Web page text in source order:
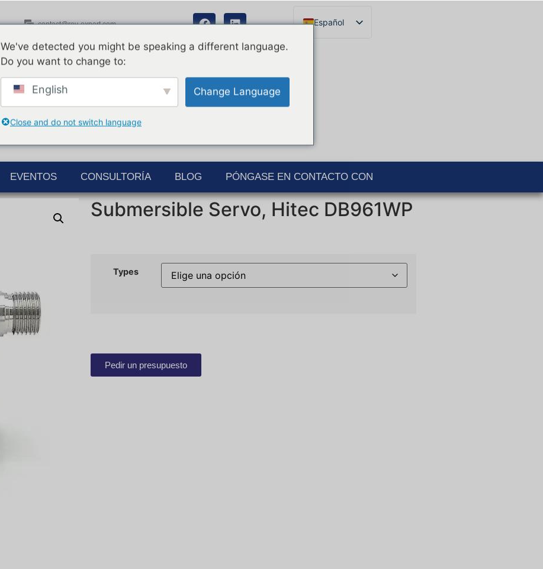
contact@rov-expert.com
Español
EVENTOS CONSULTORÍA BLOG PÓNGASE EN CONTACTO CON
Submersible Servo, Hitec DB961WP
Types
Pedir un presupuesto
We've detected you might be speaking a different language.
Do you want to change to:
English Change Language
Close and do not switch language